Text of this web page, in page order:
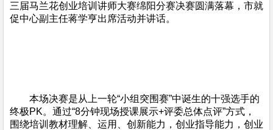
三届马兰花创业培训讲师大赛绵阳分赛决赛圆满落幕，市就
促中心副主任蒋学亨出席活动并讲话。
本场决赛是从上一轮“小组突围赛”中诞生的十强选手的
终极PK。通过“8分钟现场授课展示+评委总体点评”方式，
围绕培训教材理解、运用、创新能力，创业指导能力，创业